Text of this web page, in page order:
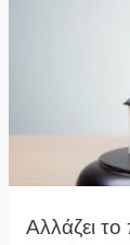
Αλλάζει